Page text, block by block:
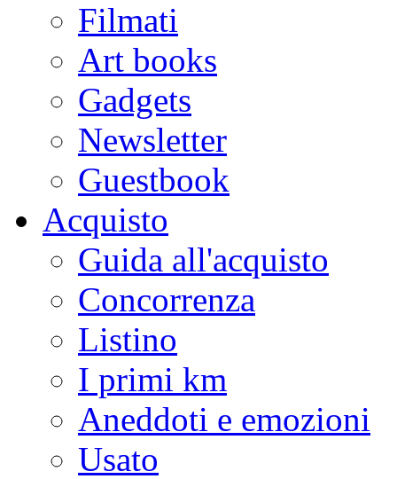
Filmati
Art books
Gadgets
Newsletter
Guestbook
Acquisto
Guida all'acquisto
Concorrenza
Listino
I primi km
Aneddoti e emozioni
Usato